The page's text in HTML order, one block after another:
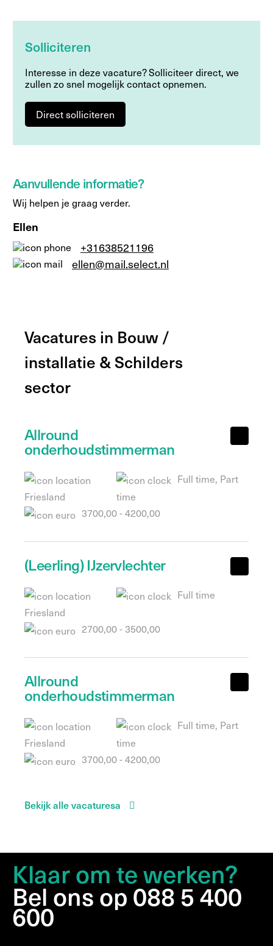
Solliciteren
Interesse in deze vacature? Solliciteer direct, we
zullen zo snel mogelijk contact opnemen.
Direct solliciteren
Aanvullende informatie?
Wij helpen je graag verder.
Ellen
+31638521196
ellen@mail.select.nl
Vacatures in Bouw /
installatie & Schilders
sector
Allround
onderhoudstimmerman
Friesland
Full time, Part
time
3700,00 - 4200,00
(Leerling) IJzervlechter
Friesland
Full time
2700,00 - 3500,00
Allround
onderhoudstimmerman
Friesland
Full time, Part
time
3700,00 - 4200,00
Bekijk alle vacaturesa
Klaar om te werken?
Bel ons op 088 5 400
600